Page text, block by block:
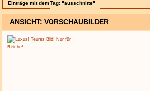
Einträge mit dem Tag: "ausschnitte"
ANSICHT: VORSCHAUBILDER